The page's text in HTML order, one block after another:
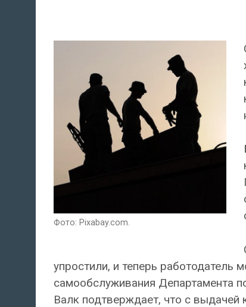
Фото: Pixabay.com.
упростили, и теперь работодатель
самообслуживания Департамента
Валк подтверждает, что с